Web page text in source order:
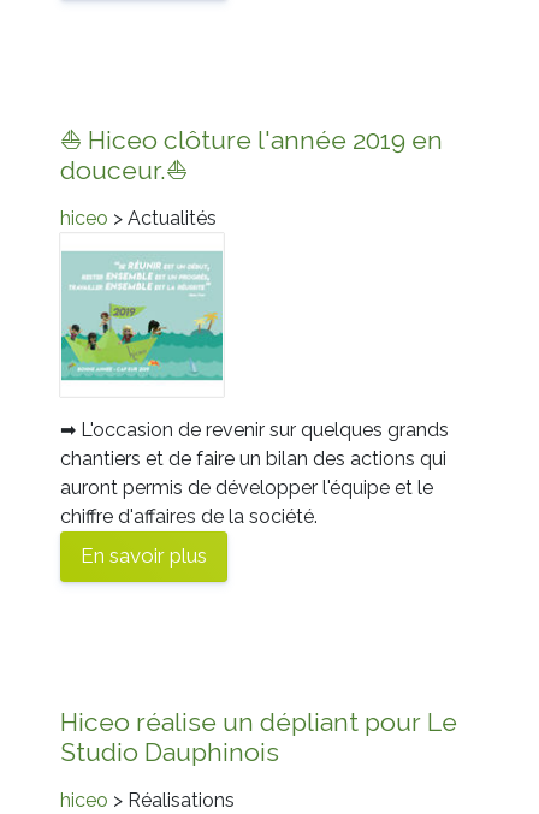
⛵ Hiceo clôture l'année 2019 en
douceur.⛵
hiceo > Actualités
➡ L'occasion de revenir sur quelques grands
chantiers et de faire un bilan des actions qui
auront permis de développer l'équipe et le
chiffre d'affaires de la société.
En savoir plus
Hiceo réalise un dépliant pour Le
Studio Dauphinois
hiceo > Réalisations